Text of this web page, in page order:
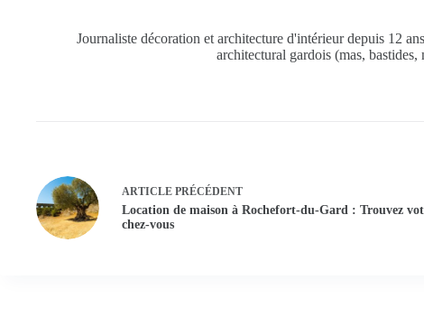
Journaliste décoration et architecture d'intérieur depuis 12
architectural gardois (mas,
ARTICLE PRÉCÉDENT
Location de maison à Rochefort-du-Gard : Trouvez
chez-vous